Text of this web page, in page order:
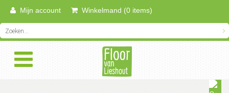
Mijn account Winkelmand (0 items)